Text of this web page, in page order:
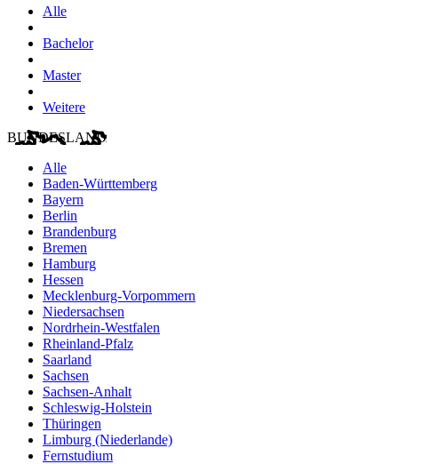
Alle
Bachelor
Master
Weitere
BUNDESLAND
Alle
Baden-Württemberg
Bayern
Berlin
Brandenburg
Bremen
Hamburg
Hessen
Mecklenburg-Vorpommern
Niedersachsen
Nordrhein-Westfalen
Rheinland-Pfalz
Saarland
Sachsen
Sachsen-Anhalt
Schleswig-Holstein
Thüringen
Limburg (Niederlande)
Fernstudium